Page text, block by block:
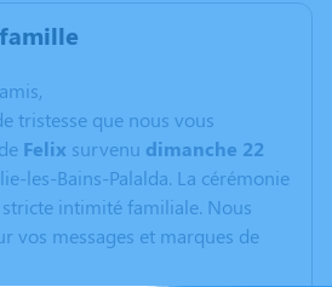
tristesse que nous vous
Felix survenu dimanche 22
les-Bains-Palalda. La cérémonie
intimité familiale. Nous
vos messages et marques de